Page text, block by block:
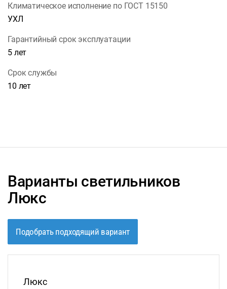
Климатическое исполнение по ГОСТ 15150
УХЛ
Гарантийный срок эксплуатации
5 лет
Срок службы
10 лет
Варианты светильников
Люкс
Подобрать подходящий вариант
Люкс